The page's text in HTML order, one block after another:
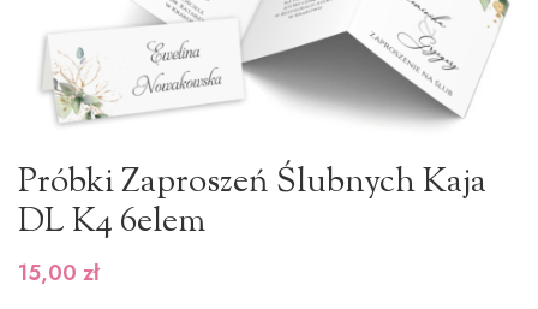
Próbki Zaproszeń Ślubnych Kaja
DL K4 6elem
15,00 zł